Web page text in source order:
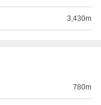
3,430m
780m